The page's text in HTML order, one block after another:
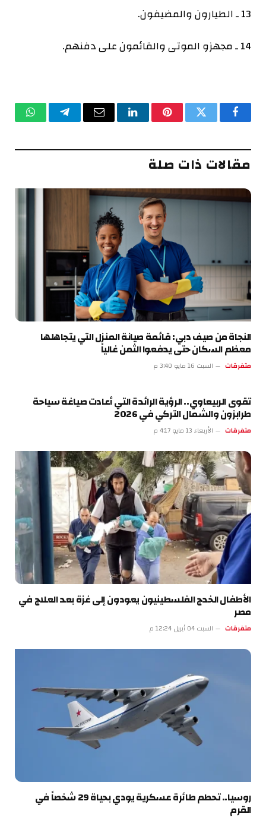
13 ـ الطيارون والمضيفون.
14 ـ مجهزو الموتى والقائمون على دفنهم.
فيسبوكتويتر بينتيريستلينكدإنالبريد تيلقرام
مقالات ذات صلة
النجاة من صيف دبي: قائمة صيانة المنزل التي يتجاهلها
معظم السكان حتى يدفعوا الثمن غالياً
متفرقات السبت 16 مايو 3:40 م
تقوى الربيعاوي.. الرؤية الرائدة التي أعادت صياغة سياحة
طرابزون والشمال التركي في 2026
متفرقات الأربعاء 13 مايو 4:17 م
الأطفال الخدج الفلسطينيون يعودون إلى غزة بعد العلاج في
مصر
متفرقات السبت 04 أبريل 12:24 م
روسيا.. تحطم طائرة عسكرية يودي بحياة 29 شخصاً في
القرم